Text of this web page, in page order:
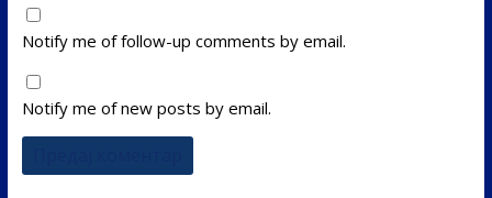
Notify me of follow-up comments by email.
Notify me of new posts by email.